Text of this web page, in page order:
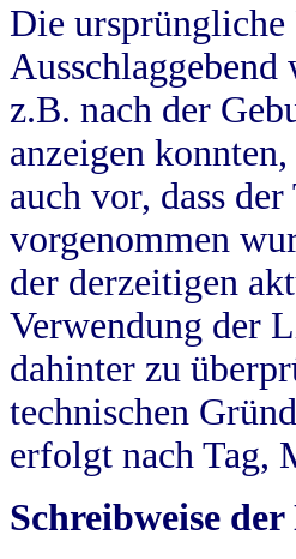
Die ursprüngliche
z.B. nach der
anzeigen
auch vor, dass
vorgenommen
der derzeitigen
Verwendung der
dahinter zu
technischen
erfolgt nach Tag,
Schreibweise der